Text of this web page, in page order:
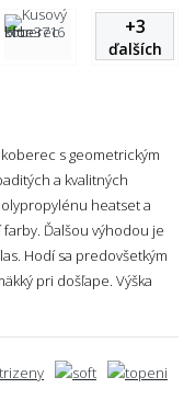
+3
ďalších
s geometrickým
a kvalitných
heatset a
Ďalšou výhodou je
Hodí sa predovšetkým
pri došľape. Výška